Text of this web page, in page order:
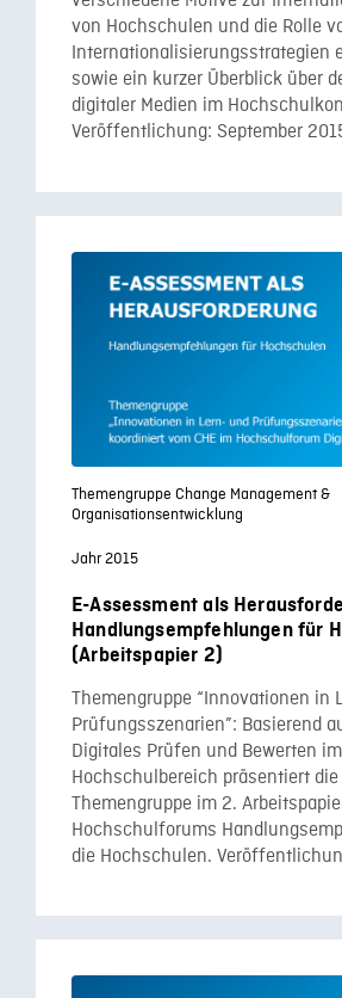
von Hochschulen und die Rolle
Internationalisierungsstrategien
sowie ein kurzer Überblick über
digitaler Medien im
Veröffentlichung: September
Themengruppe Change Management &
Organisationsentwicklung
Jahr 2015
E-Assessment als
Handlungsempfehlungen für
(Arbeitspapier 2)
Themengruppe “Innovationen in
Prüfungsszenarien”: Basierend
Digitales Prüfen und Bewerten im
Hochschulbereich präsentiert die
Themengruppe im 2.
Hochschulforums
die Hochschulen.